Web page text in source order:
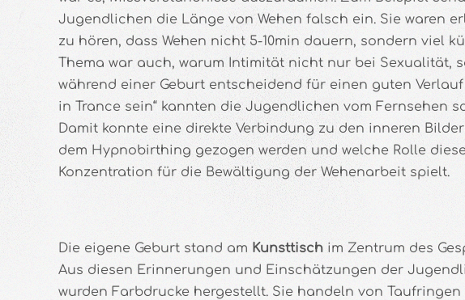
Jugendlichen die Länge von Wehen falsch ein. Sie waren
zu hören, dass Wehen nicht 5-10min dauern, sondern viel
Thema war auch, warum Intimität nicht nur bei Sexualität,
während einer Geburt entscheidend für einen guten Verlauf
in Trance sein“ kannten die Jugendlichen vom Fernsehen
Damit konnte eine direkte Verbindung zu den inneren
dem Hypnobirthing gezogen werden und welche Rolle
Konzentration für die Bewältigung der Wehenarbeit spielt.
Die eigene Geburt stand am Kunsttisch im Zentrum des
Aus diesen Erinnerungen und Einschätzungen der
wurden Farbdrucke hergestellt. Sie handeln von Taufringen